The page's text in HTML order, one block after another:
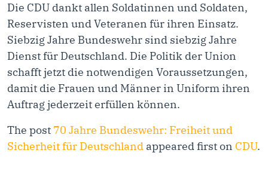
Die CDU dankt allen Soldatinnen und Soldaten,
Reservisten und Veteranen für ihren Einsatz.
SiebzigJahre Bundeswehr sind siebzigJahre
Dienst für Deutschland. Die Politik der Union
schafft jetzt die notwendigen Voraussetzungen,
damit die Frauen und Männer in Uniform ihren
Auftrag jederzeit erfüllen können.
The post 70 Jahre Bundeswehr: Freiheit und
Sicherheit für Deutschland appeared first on CDU.